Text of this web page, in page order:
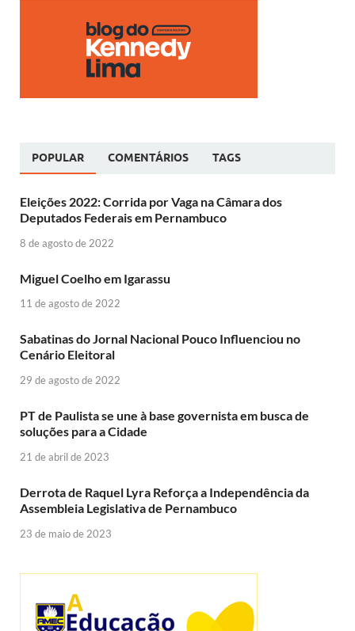
POPULAR COMENTÁRIOS TAGS
Eleições 2022: Corrida por Vaga na Câmara dos
Deputados Federais em Pernambuco
8 de agosto de 2022
Miguel Coelho em Igarassu
11 de agosto de 2022
Sabatinas do Jornal Nacional Pouco Influenciou no
Cenário Eleitoral
29 de agosto de 2022
PT de Paulista se une à base governista em busca de
soluções para a Cidade
21 de abril de 2023
Derrota de Raquel Lyra Reforça a Independência da
Assembleia Legislativa de Pernambuco
23 de maio de 2023